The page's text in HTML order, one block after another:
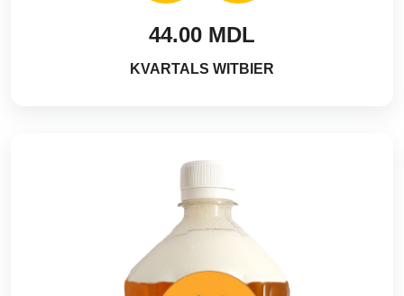
44.00 MDL
KVARTALS WITBIER